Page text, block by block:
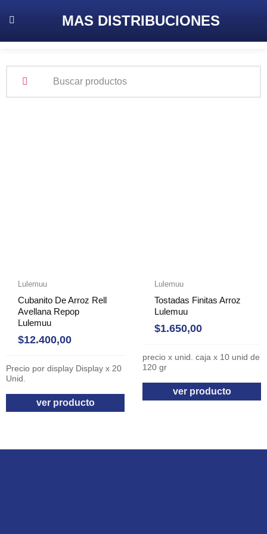
MAS DISTRIBUCIONES
Lulemuu
Cubanito De Arroz Rell
Avellana Repop
Lulemuu
$12.400,00
Precio por display Display x 20
Unid.
ver producto
Lulemuu
Tostadas Finitas Arroz
Lulemuu
$1.650,00
precio x unid. caja x 10 unid de
120 gr
ver producto